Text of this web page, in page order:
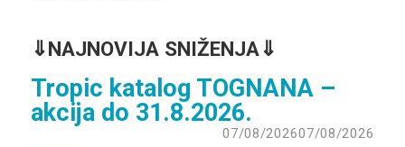
⇓NAJNOVIJA SNIŽENJA⇓
Tropic katalog TOGNANA –
akcija do 31.8.2026.
07/08/202607/08/2026